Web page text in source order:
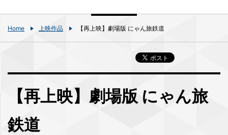
Home 上映作品 【再上映】劇場版 にゃん旅鉄道
【再上映】劇場版 にゃん旅
鉄道